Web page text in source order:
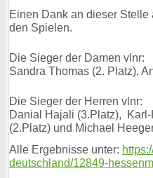
Einen Dank an dieser
den Spielen.
Die Sieger der Damen vlnr:
Sandra Thomas (2. Platz),
Die Sieger der Herren vlnr:
Danial Hajali (3.Platz),
(2.Platz) und Michael
Alle Ergebnisse unter:
deutschland/12849-